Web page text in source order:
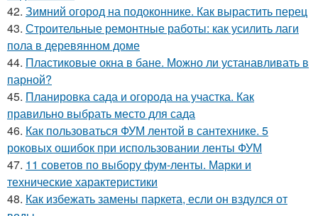
42. Зимний огород на подоконнике. Как вырастить перец
43. Строительные ремонтные работы: как усилить лаги
пола в деревянном доме
44. Пластиковые окна в бане. Можно ли устанавливать в
парной?
45. Планировка сада и огорода на участка. Как
правильно выбрать место для сада
46. Как пользоваться ФУМ лентой в сантехнике. 5
роковых ошибок при использовании ленты ФУМ
47. 11 советов по выбору фум-ленты. Марки и
технические характеристики
48. Как избежать замены паркета, если он вздулся от